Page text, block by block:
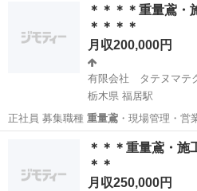
＊＊＊＊重量鳶
＊＊＊＊
月収200,000円
有限会社 タテヌマテ
栃木県 福居駅
正社員 募集職種 重量鳶・現場管理・営
福居駅 その他
＊＊＊重量鳶・
＊＊
月収250,000円